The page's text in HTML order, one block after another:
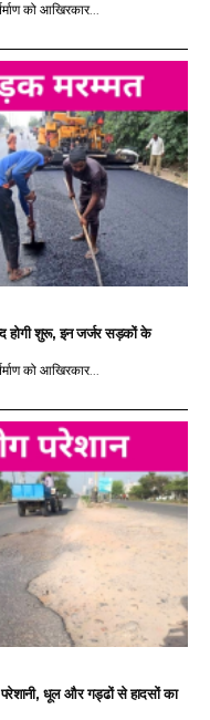
को आखिरकार...
होगी शुरू, इन जर्जर सड़कों के
को आखिरकार...
परेशानी, धूल और गड्ढों से हादसों का